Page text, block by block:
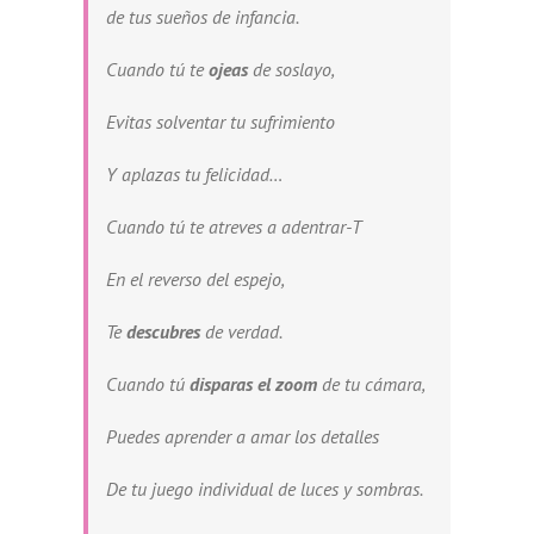
de tus sueños de infancia.
Cuando tú teojeasde soslayo,
Evitas solventar tu sufrimiento
Y aplazas tu felicidad…
Cuando tú te atreves a adentrar-T
En el reverso del espejo,
Tedescubresde verdad.
Cuando tú disparas el zoom de tu cámara,
Puedes aprender a amar los detalles
De tu juego individual de luces y sombras.